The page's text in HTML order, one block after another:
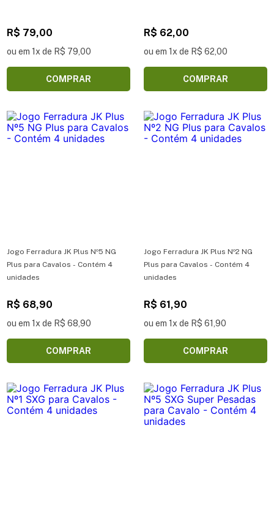
R$ 79,00
ou em 1x de R$ 79,00
COMPRAR
R$ 62,00
ou em 1x de R$ 62,00
COMPRAR
Jogo Ferradura JK Plus Nº5 NG
Plus para Cavalos - Contém 4
unidades
R$ 68,90
ou em 1x de R$ 68,90
COMPRAR
Jogo Ferradura JK Plus Nº2 NG
Plus para Cavalos - Contém 4
unidades
R$ 61,90
ou em 1x de R$ 61,90
COMPRAR